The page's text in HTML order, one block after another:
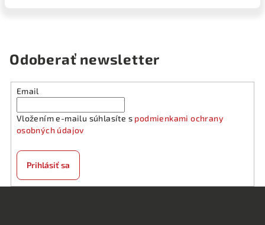
Odoberať newsletter
Email
Vložením e-mailu súhlasíte s podmienkami ochrany
osobných údajov
Prihlásiť sa